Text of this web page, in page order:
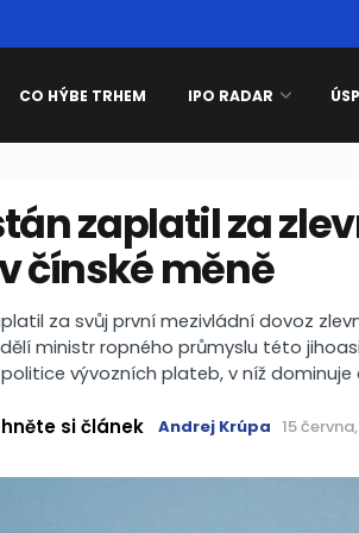
CO HÝBE TRHEM IPO RADAR
zaplatil za
čínské měně
za svůj první mezivládní dovoz
ministr ropného průmyslu této
vývozních plateb, v níž dominuje
si článek Andrej Krúpa 15